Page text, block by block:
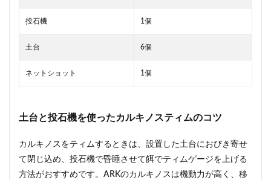
投石機 1個
土台 6個
ネットショット 1個
土台と投石機を使ったカルキノスティムのコツ
カルキノスをティムするときは、設置した土台におびき寄せ
て閉じ込め、投石機で昏睡させて餌でティムゲージを上げる
方法がおすすめです。ARKのカルキノスは機動力が高く、移